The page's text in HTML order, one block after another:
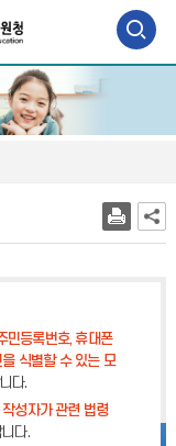
검
색
역
기
민등록번호, 휴대폰
식별할 수 있는 모
다.
성자가 관련 법령
다.